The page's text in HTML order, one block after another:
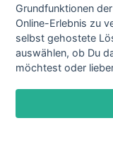
Grundfunktionen
Online-Erlebnis zu
selbst gehostete
auswählen, ob Du
möchtest oder